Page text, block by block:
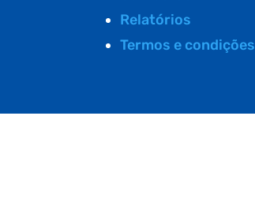
Relatórios
Termos e condições